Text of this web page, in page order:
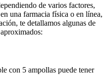
de varios factores,
una farmacia física o en línea,
te detallamos algunas de
con 5 ampollas puede tener